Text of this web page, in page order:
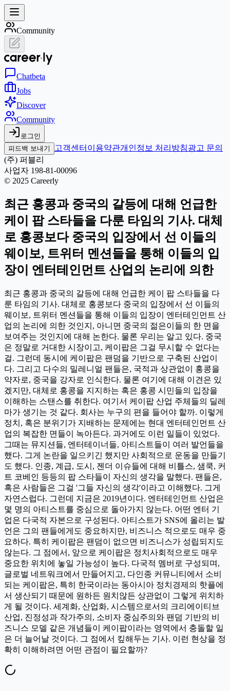
Community
Chatbeta
Jobs
Discover
Community
로그인
피드백 보내기
고객센터 이용약관개인정보 처리방침광고 문의
(주) 퍼블리
사업자 198-81-00096
© 2025 Careerly
최근 홍콩과 중국의 갈등에 대해 언급한
케이 팝 스타들을 다룬 타임의 기사. 대체
로 홍콩보다 중국의 입장에서 선 이들의
웨이보, 트위터 멘션들을 통해 이들의 입
장이 엔터테인먼트 산업의 논리에 의한
최근 홍콩과 중국의 갈등에 대해 언급한 케이 팝 스타들을 다
룬 타임의 기사. 대체로 홍콩보다 중국의 입장에서 선 이들의
웨이보, 트위터 멘션들을 통해 이들의 입장이 엔터테인먼트 산
업의 논리에 의한 것인지, 아니면 중국의 젊은이들의 한 면을
보여주는 것인지에 대해 논한다. 물론 우리는 알고 있다. 중국
은 정말로 거대한 시장이고, 케이팝은 그걸 무시할 수 없다는
걸. 그런데 동시에 케이팝은 팬덤을 기반으로 구축된 산업이
다. 그리고 다수의 밀레니얼 팬들은, 국적과 상관없이 홍콩을
약자로, 중국을 강자로 인식한다. 물론 여기에 대해 이견은 있
겠지만, 대체로 홍콩을 지지하는 혹은 홍콩 시민들의 입장을
이해하는 스탠스를 취한다. 여기서 케이팝 산업 주체들의 딜레
마가 생기는 것 같다. 회사는 누구의 편을 들어야 할까. 이렇게
정치, 혹은 분위기가 지배하는 문제에는 현대 엔터테인먼트 산
업의 복잡한 면들이 녹아든다. 과거에도 이런 일들이 있었다.
그때는 뮤지션들, 엔터테이너들, 아티스트들이 여러 발언들을
했다. 그게 논란을 일으키긴 했지만 사회적으로 운동을 만들기
도 했다. 인종, 계급, 도시, 젠더 이슈들에 대해 비틀스, 샘쿡, 커
트 코베인 등등의 팝 스타들이 자신의 생각을 말했다. 팬들은,
혹은 사람들은 그걸 '그들 자신의 생각'이라고 이해했다. 그게
자연스럽다. 그런데 지금은 2019년이다. 엔터테인먼트 산업은
몇 명의 아티스트를 중심으로 돌아가지 않는다. 어떤 엔터 기
업은 다국적 자본으로 구성된다. 아티스트가 SNS에 올리는 발
언은 그의 팬들에게도 중요하지만, 비즈니스 적으로도 매우 중
요하다. 특히 케이팝은 팬덤이 없으면 비즈니스가 성립되지도
않는다. 그 점에서, 앞으로 케이팝은 정치사회적으로도 매우
중요한 위치에 놓일 가능성이 높다. 다국적 멤버로 구성되며,
글로벌 네트워크에서 만들어지고, 다인종 커뮤니티에서 소비
되는 케이팝은, 특히 한국이라는 동아시아 정치경제의 핫플에
서 생산되기 때문에 원하든 원치않든 상관없이 그렇게 위치하
게 될 것이다. 세계화, 산업화, 시스템으로서의 크리에이티브
산업, 진정성과 작가주의, 소비자 중심주의와 팬덤 기반의 비
즈니스 모델 같은 개념들이 케이팝이라는 영역에서 충돌할 일
은 더 늘어날 것이다. 그 점에서 킾해두는 기사. 이런 현상을 정
확히 이해하려면 어떤 관점이 필요할까?